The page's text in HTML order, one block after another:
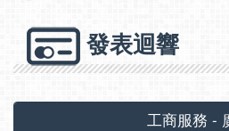
發表迴響
工商服務 -